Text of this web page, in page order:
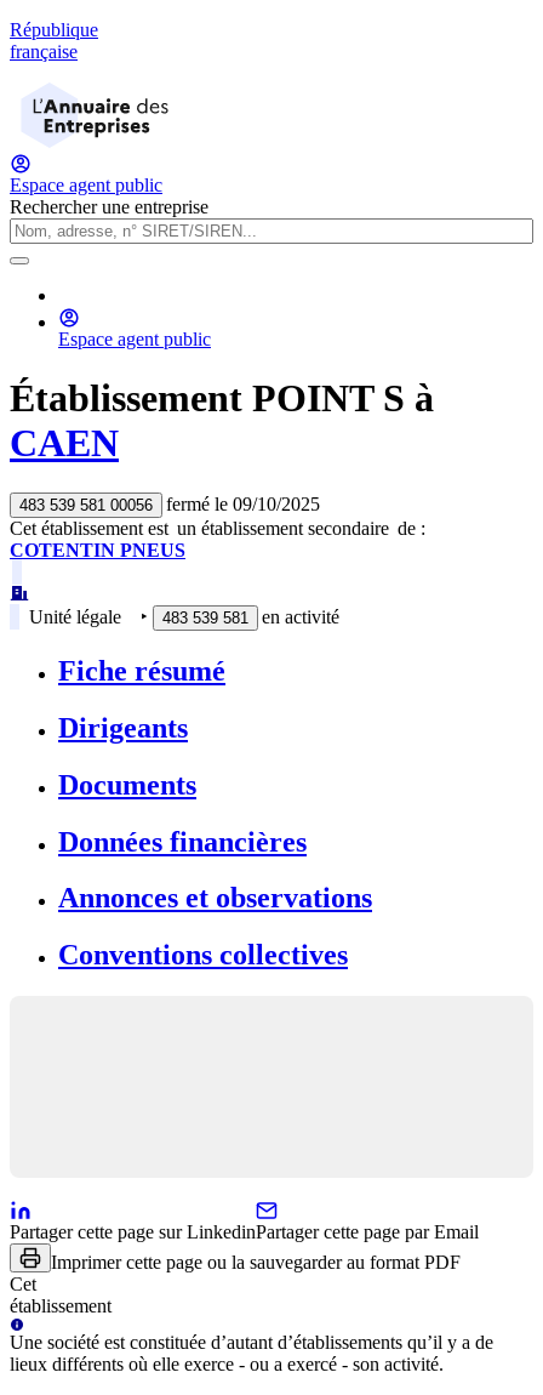
République
française
Espace agent public
Rechercher une entreprise
Espace agent public
Établissement POINT S à
CAEN
483 539 581 00056 fermé le 09/10/2025
Cet établissement est un établissement secondaire de :
COTENTIN PNEUS
Unité légale ‣ 483 539 581 en activité
Fiche résumé
Dirigeants
Documents
Données financières
Annonces et observations
Conventions collectives
Partager cette page sur LinkedinPartager cette page par Email
Imprimer cette page ou la sauvegarder au format PDF
Cet
établissement
Une société est constituée d’autant d’établissements qu’il y a de
lieux différents où elle exerce - ou a exercé - son activité.